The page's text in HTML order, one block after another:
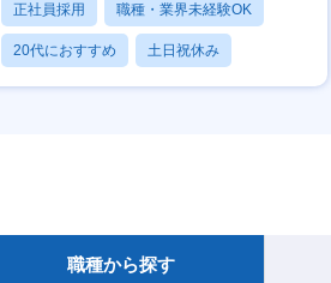
正社員採用 職種・業界未経験OK
20代におすすめ 土日祝休み
休日120日以上
職種から探す